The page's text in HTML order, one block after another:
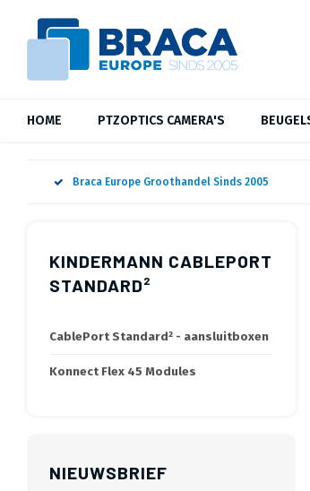
HOME PTZOPTICS CAMERA'S
Braca Europe Groothandel Sinds 2005
KINDERMANN CABLEPORT
STANDARD²
CablePort Standard² - aansluitboxen
Konnect Flex 45 Modules
NIEUWSBRIEF